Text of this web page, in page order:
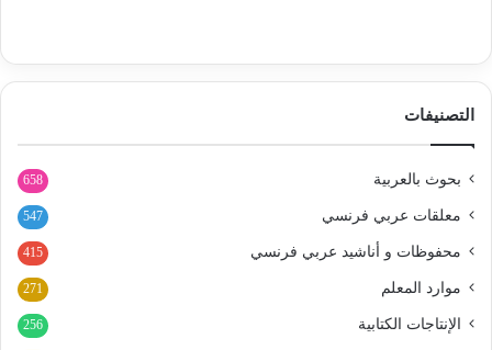
التصنيفات
بحوث بالعربية 658
معلقات عربي فرنسي 547
محفوظات و أناشيد عربي فرنسي 415
موارد المعلم 271
الإنتاجات الكتابية 256